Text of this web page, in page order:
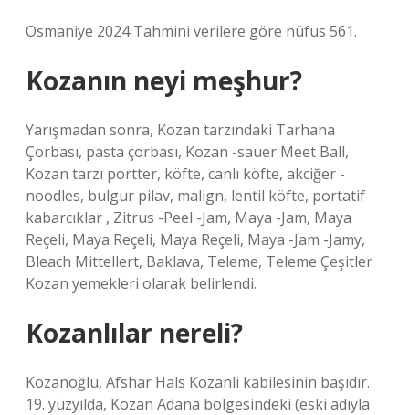
Osmaniye 2024 Tahmini verilere göre nüfus 561.
Kozanın neyi meşhur?
Yarışmadan sonra, Kozan tarzındaki Tarhana
Çorbası, pasta çorbası, Kozan -sauer Meet Ball,
Kozan tarzı portter, köfte, canlı köfte, akciğer -
noodles, bulgur pilav, malign, lentil köfte, portatif
kabarcıklar , Zitrus -Peel -Jam, Maya -Jam, Maya
Reçeli, Maya Reçeli, Maya Reçeli, Maya -Jam -Jamy,
Bleach Mittellert, Baklava, Teleme, Teleme Çeşitler
Kozan yemekleri olarak belirlendi.
Kozanlılar nereli?
Kozanoğlu, Afshar Hals Kozanli kabilesinin başıdır.
19. yüzyılda, Kozan Adana bölgesindeki (eski adıyla